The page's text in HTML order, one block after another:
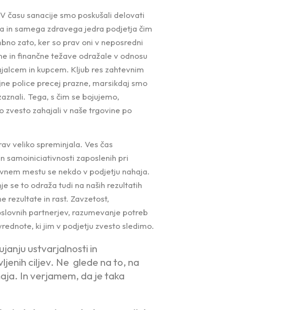
času sanacije smo poskušali delovati
in samega zdravega jedra podjetja čim
zato, ker so prav oni v neposredni
in finančne težave odražale v odnosu
in kupcem. Kljub res zahtevnim
police precej prazne, marsikdaj smo
Tega, s čim se bojujemo,
zvesto zahajali v naše trgovine po
veliko spreminjala. Ves čas
samoiniciativnosti zaposlenih pri
mestu se nekdo v podjetju nahaja.
se to odraža tudi na naših rezultatih
rezultate in rast. Zavzetost,
partnerjev, razumevanje potreb
ki jim v podjetju zvesto sledimo.
ustvarjalnosti in
ciljev. Ne glede na to, na
In verjamem, da je taka